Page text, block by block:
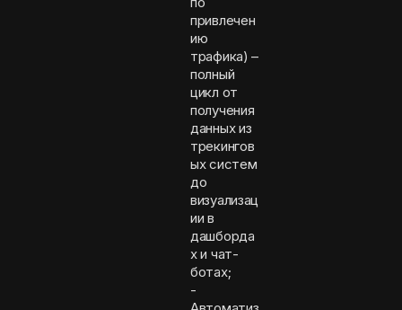
привлечен
ию
трафика) –
полный
цикл от
получения
данных из
трекингов
ых систем
до
визуализац
ии в
дашборда
х и чат-
ботах;
-